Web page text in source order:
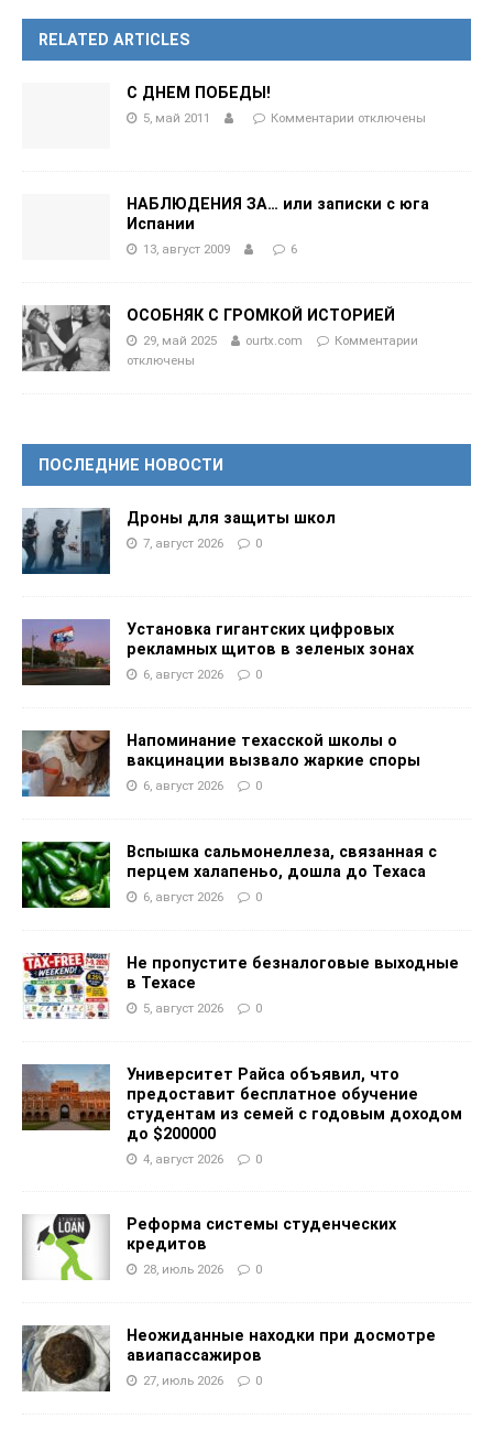
RELATED ARTICLES
С ДНЕМ ПОБЕДЫ!
5, май 2011 Комментарии отключены
НАБЛЮДЕНИЯ ЗА… или записки с юга
Испании
13, август 2009 6
ОСОБНЯК С ГРОМКОЙ ИСТОРИЕЙ
29, май 2025 ourtx.com
Комментарии
отключены
ПОСЛЕДНИЕ НОВОСТИ
Дроны для защиты школ
7, август 2026 0
Установка гигантских цифровых
рекламных щитов в зеленых зонах
6, август 2026 0
Напоминание техасской школы о
вакцинации вызвало жаркие споры
6, август 2026 0
Вспышка сальмонеллеза, связанная с
перцем халапеньо, дошла до Техаса
6, август 2026 0
Не пропустите безналоговые выходные
в Техасе
5, август 2026 0
Университет Райса объявил, что
предоставит бесплатное обучение
студентам из семей с годовым доходом
до $200000
4, август 2026 0
Реформа системы студенческих
кредитов
28, июль 2026 0
Неожиданные находки при досмотре
авиапассажиров
27, июль 2026 0